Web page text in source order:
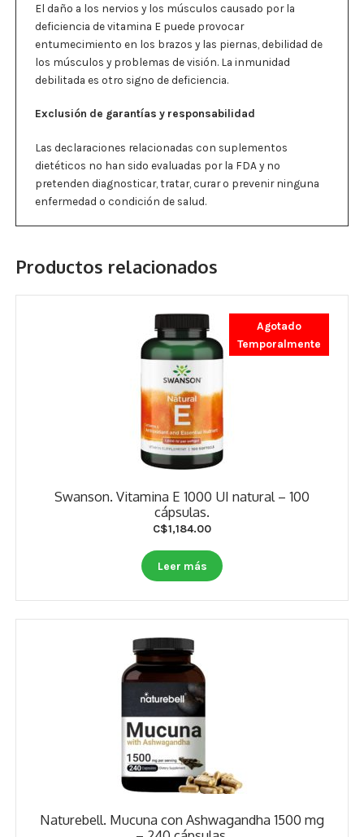
El daño a los nervios y los músculos causado por la
deficiencia de vitamina E puede provocar
entumecimiento en los brazos y las piernas, debilidad de
los músculos y problemas de visión. La inmunidad
debilitada es otro signo de deficiencia.
Exclusión de garantías y responsabilidad
Las declaraciones relacionadas con suplementos
dietéticos no han sido evaluadas por la FDA y no
pretenden diagnosticar, tratar, curar o prevenir ninguna
enfermedad o condición de salud.
Productos relacionados
Swanson. Vitamina E 1000 UI natural – 100
cápsulas.
Agotado
Temporalmente
C$1,184.00
Leer más
Naturebell. Mucuna con Ashwagandha 1500 mg